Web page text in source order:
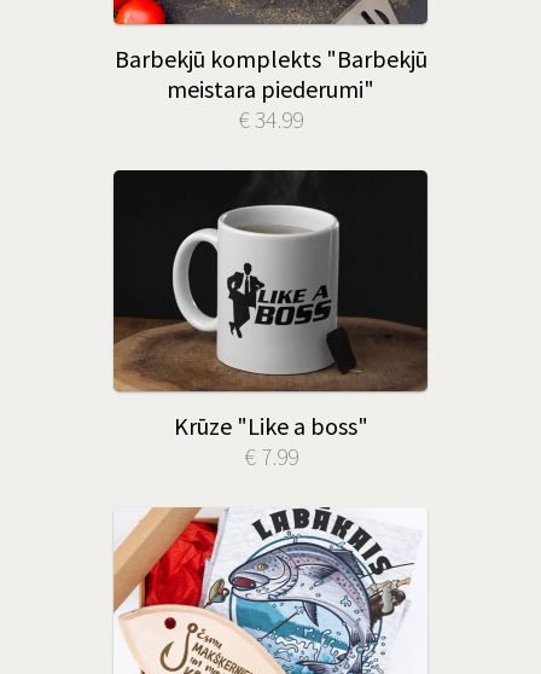
Barbekjū komplekts "Barbekjū
meistara piederumi"
€ 34.99
Krūze "Like a boss"
€ 7.99